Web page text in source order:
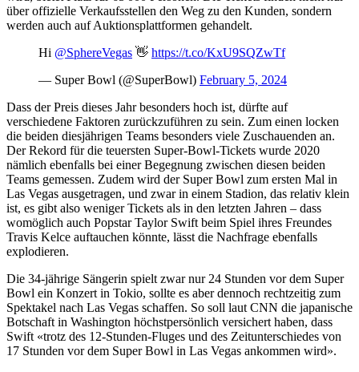
über offizielle Verkaufsstellen den Weg zu den Kunden, sondern
werden auch auf Auktionsplattformen gehandelt.
Hi @SphereVegas 👋 https://t.co/KxU9SQZwTf
— Super Bowl (@SuperBowl) February 5, 2024
Dass der Preis dieses Jahr besonders hoch ist, dürfte auf
verschiedene Faktoren zurückzuführen zu sein. Zum einen locken
die beiden diesjährigen Teams besonders viele Zuschauenden an.
Der Rekord für die teuersten Super-Bowl-Tickets wurde 2020
nämlich ebenfalls bei einer Begegnung zwischen diesen beiden
Teams gemessen. Zudem wird der Super Bowl zum ersten Mal in
Las Vegas ausgetragen, und zwar in einem Stadion, das relativ klein
ist, es gibt also weniger Tickets als in den letzten Jahren – dass
womöglich auch Popstar Taylor Swift beim Spiel ihres Freundes
Travis Kelce auftauchen könnte, lässt die Nachfrage ebenfalls
explodieren.
Die 34-jährige Sängerin spielt zwar nur 24 Stunden vor dem Super
Bowl ein Konzert in Tokio, sollte es aber dennoch rechtzeitig zum
Spektakel nach Las Vegas schaffen. So soll laut CNN die japanische
Botschaft in Washington höchstpersönlich versichert haben, dass
Swift «trotz des 12-Stunden-Fluges und des Zeitunterschiedes von
17 Stunden vor dem Super Bowl in Las Vegas ankommen wird».